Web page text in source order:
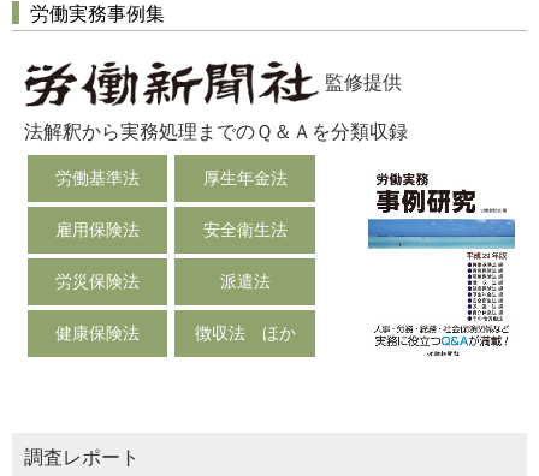
労働実務事例集
監修提供
法解釈から実務処理までのＱ＆Ａを分類収録
労働基準法 厚生年金法
雇用保険法 安全衛生法
労災保険法 派遣法
健康保険法 徴収法 ほか
調査レポート